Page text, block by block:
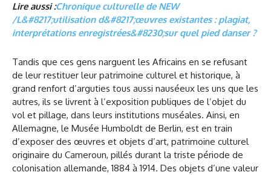
Lire aussi :Chronique culturelle de NEW
/L&#8217;utilisation d&#8217;œuvres existantes : plagiat,
interprétations enregistrées&#8230;sur quel pied danser ?
Tandis que ces gens narguent les Africains en se refusant
de leur restituer leur patrimoine culturel et historique, à
grand renfort d’arguties tous aussi nauséeux les uns que les
autres, ils se livrent à l’exposition publiques de l’objet du
vol et pillage, dans leurs institutions muséales. Ainsi, en
Allemagne, le Musée Humboldt de Berlin, est en train
d’exposer des œuvres et objets d’art, patrimoine culturel
originaire du Cameroun, pillés durant la triste période de
colonisation allemande, 1884 à 1914. Des objets d’une valeur